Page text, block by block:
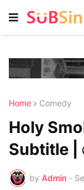
Home Comedy
Holy
Subtitle |
by Admin -